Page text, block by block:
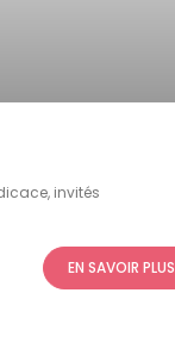
invités
EN SAVOIR PLUS